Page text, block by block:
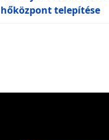
hőközpont telepítése